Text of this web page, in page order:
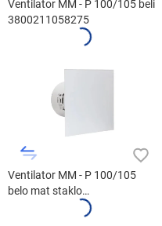
Ventilator MM - P 100/105 beli
3800211058275
Ventilator MM - P 100/105
belo mat staklo
3800211058466